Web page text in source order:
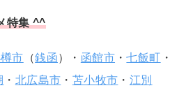
特集 ^^
市 （銭函）・ 函館市 ・七飯町 ・
・ 北広島市 ・ 苫小牧市 ・ 江別